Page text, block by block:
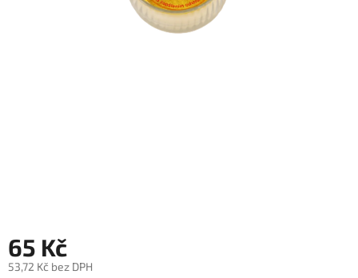
65 Kč
53,72 Kč bez DPH